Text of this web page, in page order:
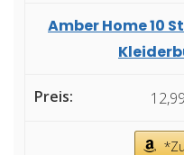
Amber Home 10